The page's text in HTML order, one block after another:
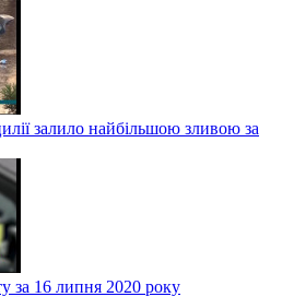
залило найбільшою зливою за
за 16 липня 2020 року